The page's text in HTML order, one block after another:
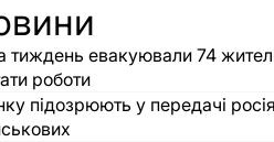
евакуювали 74
роботи
підозрюють у передачі